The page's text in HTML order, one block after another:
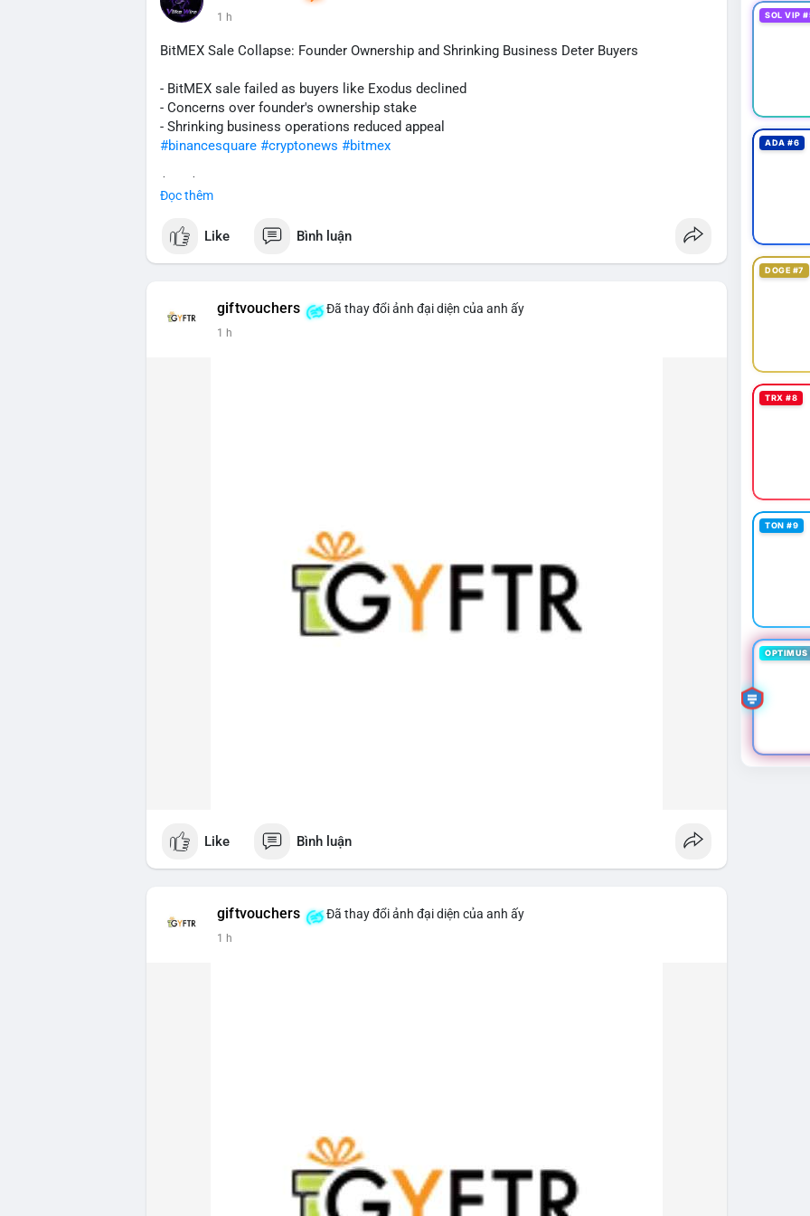
tin nếu dòng tiền đi vào kho lưu trữ lạnh.
Lời khuyên cho nhà đầu tư nhỏ lẻ:
hiện trên sàn giao dịch lớn, hãy cân nhắc giảm vị thế đòn bẩy. Ngược lại, nếu chuyển sang ví
lạnh, đây có thể là tín hiệu tích lũy tích cực. Luôn đặt lệnh stop-loss và tránh FOMO trong
biến động ngắn hạn.
1 h
BitMEX Sale Collapse: Founder Ownership and Shrinking Business Deter Buyers
- BitMEX sale failed as buyers like Exodus declined
- Concerns over founder's ownership stake
- Shrinking business operations reduced appeal
#binancesquare #cryptonews #bitmex
📰 Nguồn: CoinDesk
Đọc thêm
Like Bình luận
giftvouchers Đã thay đổi ảnh đại diện của anh ấy
1 h
Like Bình luận
giftvouchers Đã thay đổi ảnh đại diện của anh ấy
1 h
SOL VIP
ADA #6
DOGE #7
TRX #8
TON #9
OPTIMUS